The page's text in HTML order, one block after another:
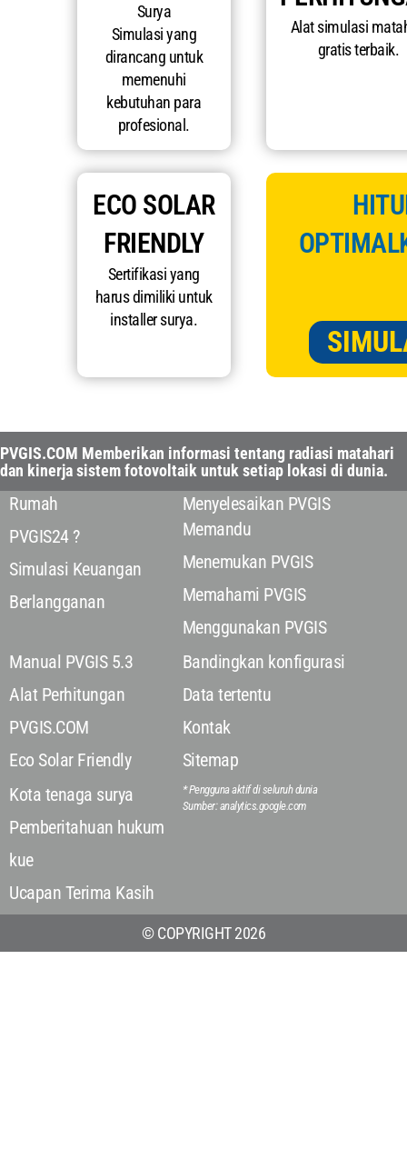
Surya
Simulasi yang
dirancang untuk
memenuhi
kebutuhan para
profesional.
Alat simulasi
gratis terbaik.
ECO SOLAR
FRIENDLY
Sertifikasi yang
harus dimiliki untuk
installer surya.
PVGIS.COM Memberikan informasi tentang radiasi matahari
dan kinerja sistem fotovoltaik untuk setiap lokasi di dunia.
Rumah
PVGIS24 ?
Simulasi Keuangan
Berlangganan
Manual PVGIS 5.3
Alat Perhitungan
PVGIS.COM
Eco Solar Friendly
Kota tenaga surya
Pemberitahuan hukum
kue
Ucapan Terima Kasih
Menyelesaikan PVGIS
Memandu
Menemukan PVGIS
Memahami PVGIS
Menggunakan PVGIS
Bandingkan konfigurasi
Data tertentu
Kontak
Sitemap
* Pengguna aktif di seluruh dunia
Sumber: analytics.google.com
© COPYRIGHT 2026